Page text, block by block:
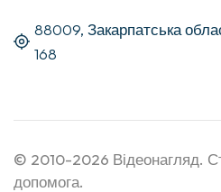
88009, Закарпатська
168
© 2010-2026 Відеонагляд.
допомога.